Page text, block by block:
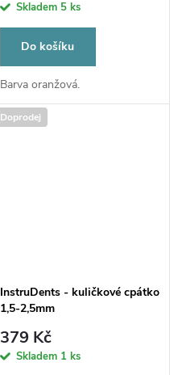
Skladem 5 ks
Do košíku
Barva oranžová.
Doprodej
InstruDents - kuličkové cpátko
1,5-2,5mm
379 Kč
Skladem 1 ks